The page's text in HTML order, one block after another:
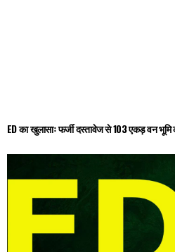
ED का खुलासाः फर्जी दस्तावेज से 103 एकड़ वन